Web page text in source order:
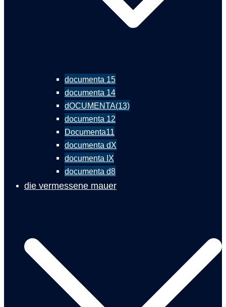
documenta 15
documenta 14
dOCUMENTA(13)
documenta 12
Documenta11
documenta dX
documenta IX
documenta d8
die vermessene mauer